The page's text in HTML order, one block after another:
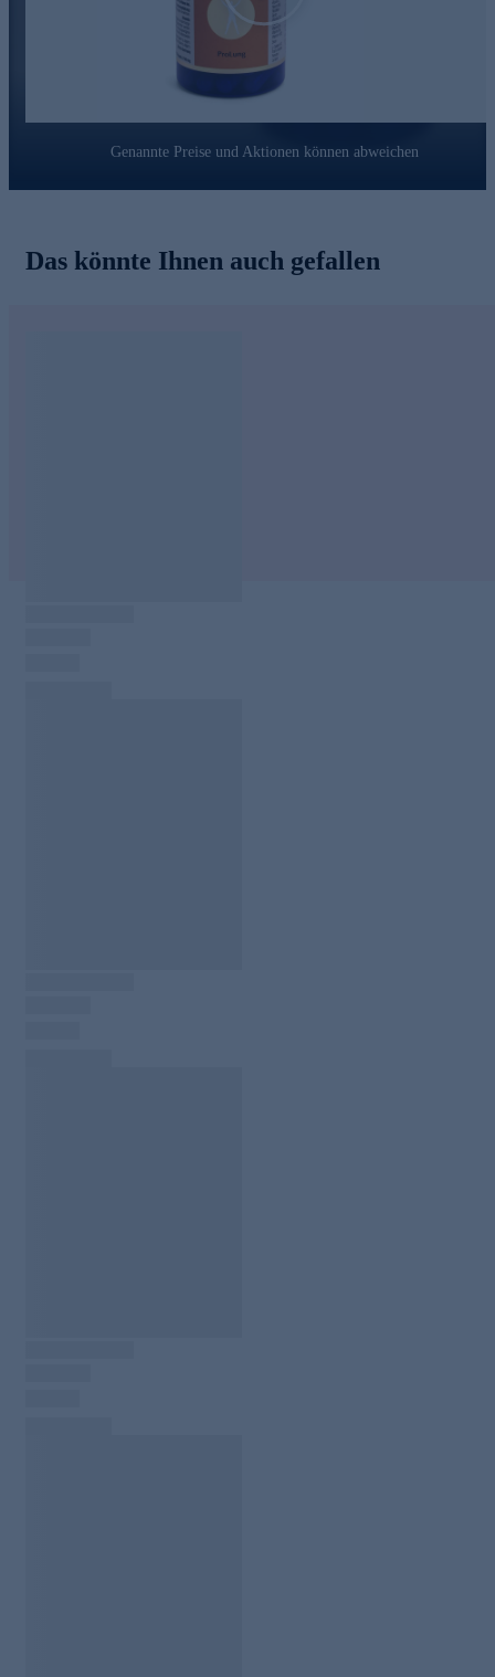
Sein besonderes Interesse gilt der Möglichkeit, durch
hochwertige Nahrungsergänzung die Gesundheit und Vitalität
bis ins hohe Alter zu erhalten. Als logische Konsequenz
präsentiert der sympathische Experte hochwertige
Nahrungsergänzungsprodukte bei HSE, mit viel Idealismus
Genannte Preise und Aktionen können abweichen
Das könnte Ihnen auch gefallen